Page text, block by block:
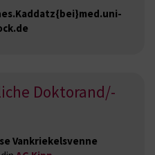
Doktorand/-
Vankriekelsvenne